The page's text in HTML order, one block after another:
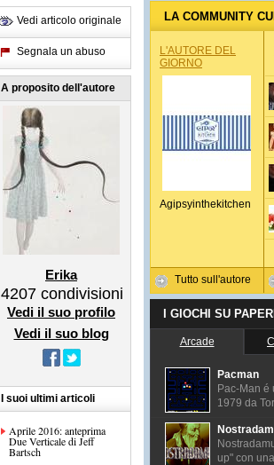
Vedi articolo originale
Segnala un abuso
A proposito dell'autore
Erika
4207 condivisioni
Vedi il suo profilo
Vedi il suo blog
I suoi ultimi articoli
Aprile 2016: anteprima
Due Verticale di Jeff
Bartsch
LA COMMUNITY
L'AUTORE DEL
GIORNO
Agipsyinthekitchen
Tutto sull'autore
I GIOCHI SU
Arcade
Pacman
Pac-Man é
1979 da
up" con